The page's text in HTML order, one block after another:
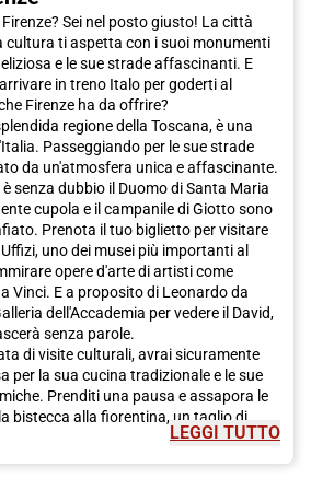
l'ora di darti il benvenuto a
Sei nel posto giusto! La città
cultura ti aspetta con i suoi monumenti
e le sue strade affascinanti. E
in treno Italo per goderti al
Firenze ha da offrire?
regione della Toscana, è una
Passeggiando per le sue strade
da un'atmosfera unica e affascinante.
senza dubbio il Duomo di Santa Maria
cupola e il campanile di Giotto sono
Prenota il tuo biglietto per visitare
uno dei musei più importanti al
opere d'arte di artisti come
Vinci. E a proposito di Leonardo da
dell'Accademia per vedere il David,
senza parole.
di visite culturali, avrai sicuramente
per la sua cucina tradizionale e le sue
Prenditi una pausa e assapora le
bistecca alla fiorentina, un taglio di
o i pici, una pasta fatta a mano
LEGGI TUTTO